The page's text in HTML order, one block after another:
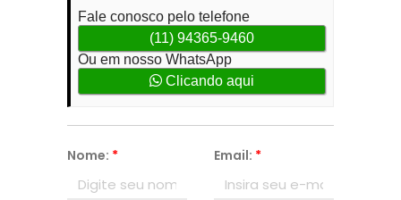
Fale conosco pelo telefone
(11) 94365-9460
Ou em nosso WhatsApp
Clicando aqui
Nome: * Email: *